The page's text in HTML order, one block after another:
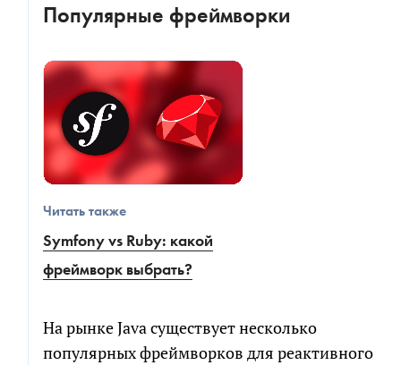
Популярные фреймворки
Читать также
Symfony vs Ruby: какой
фреймворк выбрать?
На рынке Java существует несколько
популярных фреймворков для реактивного